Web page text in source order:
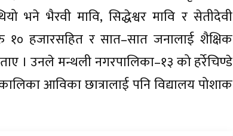
भने भैरवी मावि, सिद्धेश्वर मावि र सेतीदेवी
१० हजारसहित र सात–सात जनालाई शैक्षिक
। उनले मन्थली नगरपालिका–१३ को हर्रेचिण्डे
आविका छात्रालाई पनि विद्यालय पोशाक